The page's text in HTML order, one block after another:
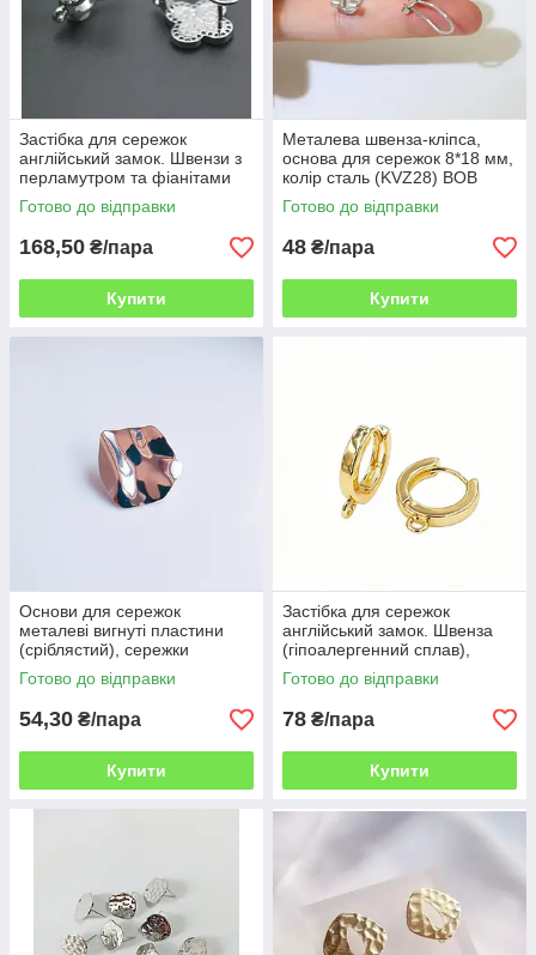
Застібка для сережок
англійський замок. Швензи з
перламутром та фіанітами
18*14mm. Колір срібло. Пара
ВОВ
Готово до відправки
168,50 ₴/пара
Купити
Металева швенза-кліпса,
основа для сережок 8*18 мм,
колір сталь (KVZ28) ВОВ
Готово до відправки
48 ₴/пара
Купити
Основи для сережок
металеві вигнуті пластини
(сріблястий), сережки
гвоздики-пуссети, 2,6см *
2,5см. ВОВ
Готово до відправки
54,30 ₴/пара
Купити
Застібка для сережок
англійський замок. Швенза
(гіпоалергенний сплав),
пара, колір золото ВОВ
Готово до відправки
78 ₴/пара
Купити